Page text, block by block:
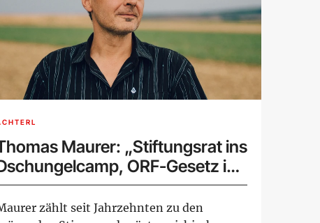
Maurer: „Stiftungsrat ins
ORF-Gesetz in
Alltag"
zählt seit Jahrzehnten zu den